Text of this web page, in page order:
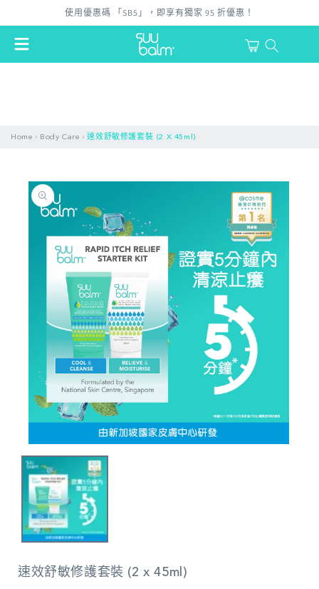
容
使用優惠碼 「SB5」，即享有獨家 95 折優惠！
購
物
車
Home › Body Care › 速效舒敏修護套裝 (2 X 45ml)
略過產
品資訊
強
制
回
應
中
開
媒
速效舒敏修護套裝 (2 x 45ml)